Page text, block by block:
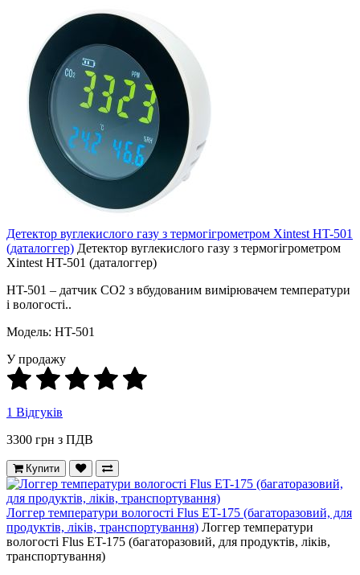
Детектор вуглекислого газу з термогігрометром Xintest HT-501
(даталоггер) Детектор вуглекислого газу з термогігрометром
Xintest HT-501 (даталоггер)
НT-501 – датчик CO2 з вбудованим вимірювачем температури
і вологості..
Модель: HT-501
У продажу
1 Відгуків
3300 грн з ПДВ
Купити
Логгер температури вологості Flus ET-175 (багаторазовий, для
продуктів, ліків, транспортування) Логгер температури
вологості Flus ET-175 (багаторазовий, для продуктів, ліків,
транспортування)